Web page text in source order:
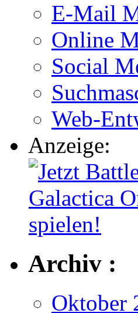
E-Mail
Online
Social
Web-
Anzeige:
Archiv :
Oktober